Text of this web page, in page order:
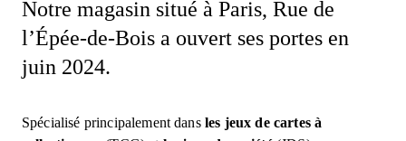
Notre magasin situé à Paris, Rue de
l’Épée-de-Bois a ouvert ses portes en
juin 2024.
Spécialisé principalement dans les jeux de cartes à